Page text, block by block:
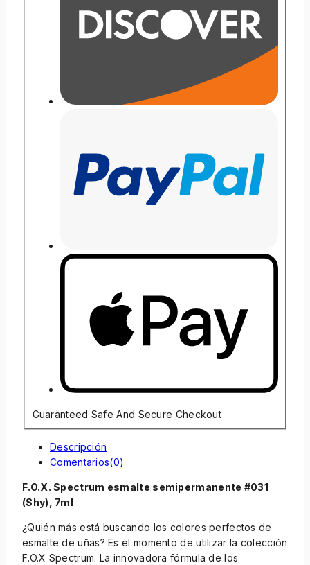
Guaranteed Safe And Secure Checkout
Descripción
Comentarios(0)
F.O.X. Spectrum esmalte semipermanente #031
(Shy), 7ml
¿Quién más está buscando los colores perfectos de
esmalte de uñas? Es el momento de utilizar la colección
F.O.X Spectrum. La innovadora fórmula de los